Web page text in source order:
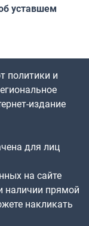
уставшем
политики и
издание
для лиц
на сайте
наличии прямой
накликать